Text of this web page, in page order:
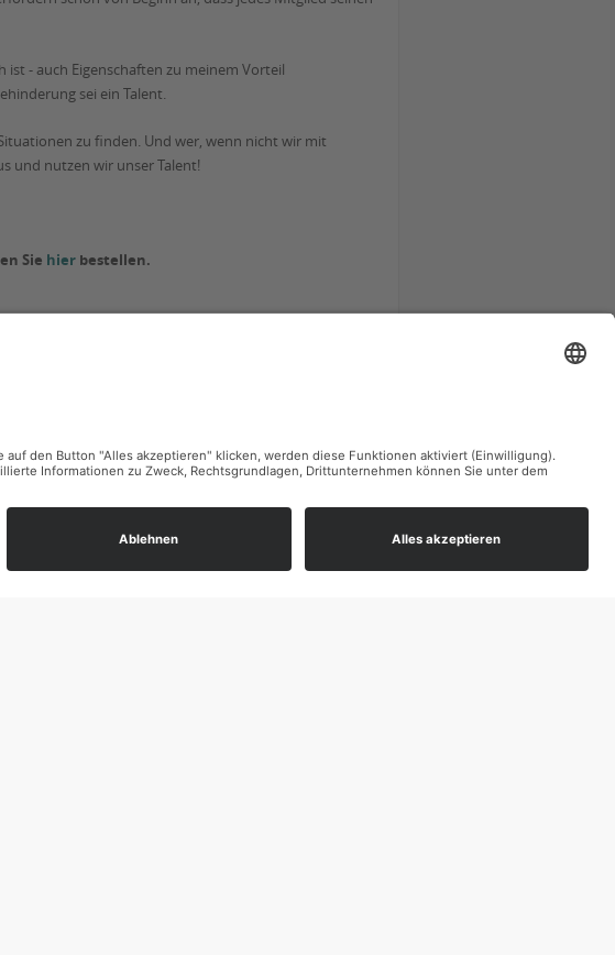
- auch Eigenschaften zu meinem Vorteil
sei ein Talent.
zu finden. Und wer, wenn nicht wir mit
und nutzen wir unser Talent!
Sie hier bestellen.